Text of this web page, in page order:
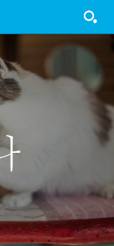
SIGN UP
어길